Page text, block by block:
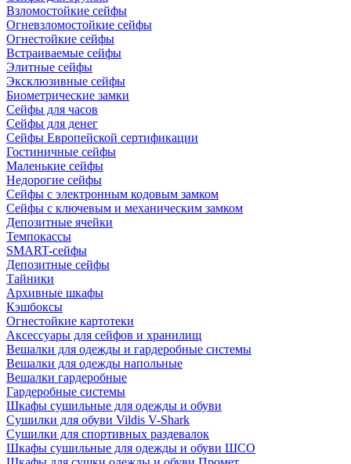
Взломостойкие сейфы
Огневзломостойкие сейфы
Огнестойкие сейфы
Встраиваемые сейфы
Элитные сейфы
Эксклюзивные сейфы
Биометрические замки
Сейфы для часов
Сейфы для денег
Сейфы Европейской сертификации
Гостиничные сейфы
Маленькие сейфы
Недорогие сейфы
Сейфы с электронным кодовым замком
Сейфы с ключевым и механическим замком
Депозитные ячейки
Темпокассы
SMART-сейфы
Депозитные сейфы
Тайники
Архивные шкафы
Кэшбоксы
Огнестойкие картотеки
Аксессуары для сейфов и хранилищ
Вешалки для одежды и гардеробные системы
Вешалки для одежды напольные
Вешалки гардеробные
Гардеробные системы
Шкафы сушильные для одежды и обуви
Сушилки для обуви Vildis V-Shark
Сушилки для спортивных раздевалок
Шкафы сушильные для одежды и обуви ШСО